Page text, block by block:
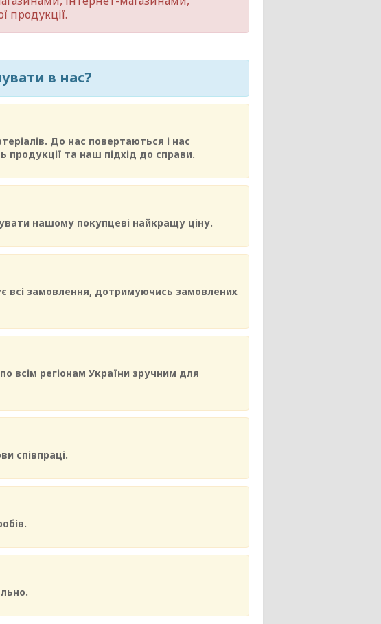
продукції.
в нас?
До нас повертаються і нас
та наш підхід до справи.
нашому покупцеві найкращу ціну.
всі замовлення, дотримуючись замовлених
всім регіонам України зручним для
співпраці.